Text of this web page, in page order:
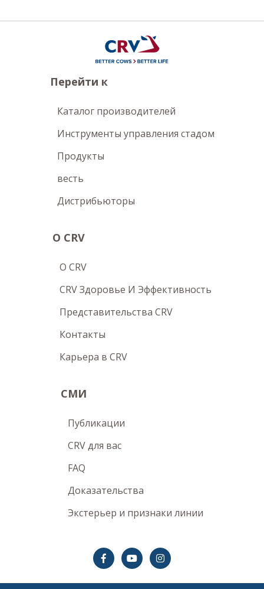
Перейти к
Каталог производителей
Инструменты управления стадом
Продукты
весть
Дистрибьюторы
О CRV
O CRV
CRV Здоровье И Эффективность
Представительства CRV
Контакты
Карьера в CRV
СМИ
Публикации
CRV для вас
FAQ
Доказательства
Экстерьер и признаки линии